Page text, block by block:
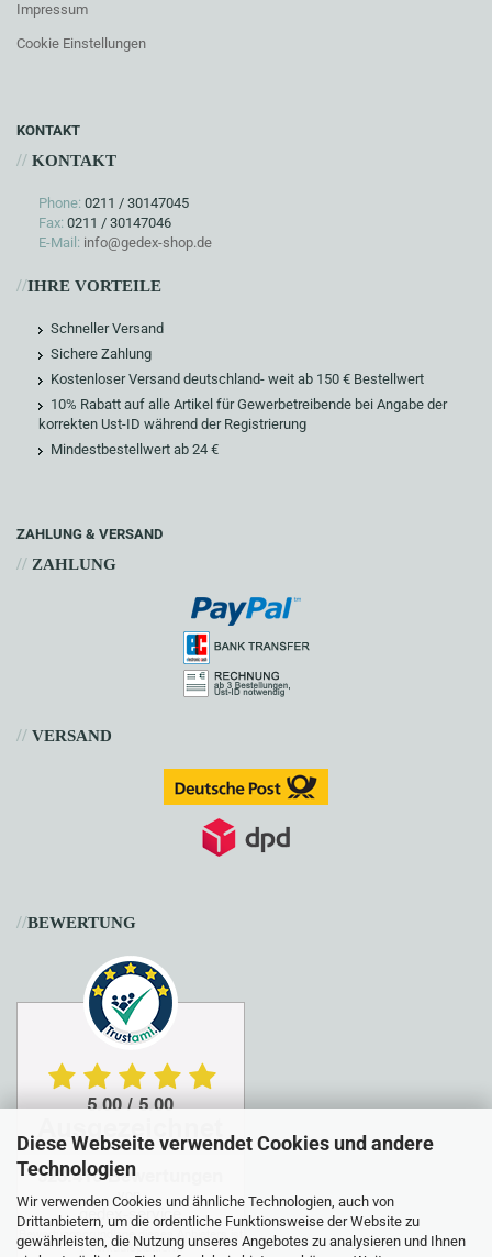
Diese Webseite verwendet Cookies und andere
Technologien
Wir verwenden Cookies und ähnliche Technologien, auch von
Drittanbietern, um die ordentliche Funktionsweise der Website zu
gewährleisten, die Nutzung unseres Angebotes zu analysieren und Ihnen
Impressum
Cookie Einstellungen
KONTAKT
// KONTAKT
Phone: 0211 / 30147045
Fax: 0211 / 30147046
E-Mail: info@gedex-shop.de
//IHRE VORTEILE
Schneller Versand
Sichere Zahlung
Kostenloser Versand deutschland- weit ab 150 € Bestellwert
10% Rabatt auf alle Artikel für Gewerbetreibende bei Angabe der
korrekten Ust-ID während der Registrierung
Mindestbestellwert ab 24 €
ZAHLUNG & VERSAND
// ZAHLUNG
// VERSAND
//BEWERTUNG